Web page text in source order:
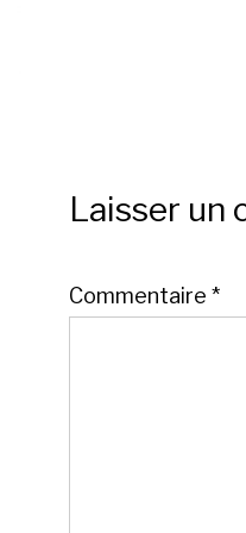
Laisser un
Commentaire *